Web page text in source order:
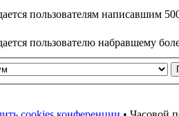
пользователям написавшим
пользователю набравшему